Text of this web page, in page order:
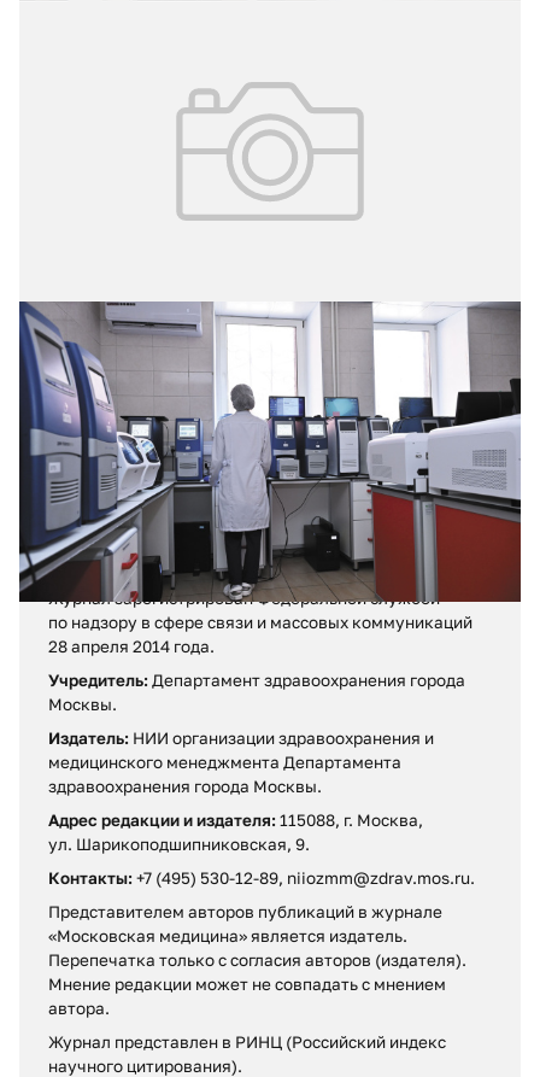
15.07.2026 № 3 (73)
Московский геномный центр –
ключевой элемент единой
лабораторной службы столицы
Регистрационный номер ПИ № ФС 77-57984
Журнал зарегистрирован Федеральной службой
по надзору в сфере связи и массовых коммуникаций
28 апреля 2014 года.
Учредитель: Департамент здравоохранения города
Москвы.
Издатель: НИИ организации здравоохранения и
медицинского менеджмента Департамента
здравоохранения города Москвы.
Адрес редакции и издателя: 115088, г. Москва,
ул. Шарикоподшипниковская, 9.
Контакты: +7 (495) 530-12-89, niiozmm@zdrav.mos.ru.
Представителем авторов публикаций в журнале
«Московская медицина» является издатель.
Перепечатка только с согласия авторов (издателя).
Мнение редакции может не совпадать c мнением
автора.
Журнал представлен в РИНЦ (Российский индекс
научного цитирования).